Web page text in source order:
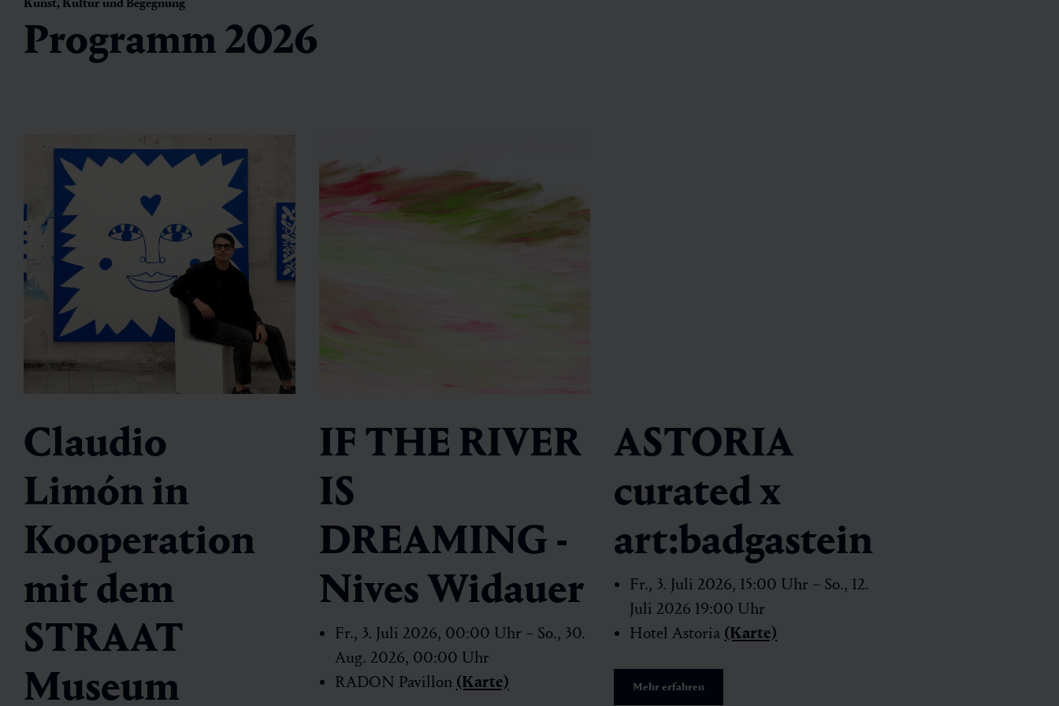
Kunst, Kultur und Begegnung
Programm 2026
Claudio
Limón in
Kooperation
mit dem
STRAAT
Museum
IF THE RIVER
IS
DREAMING -
Nives Widauer
Fr., 3. Juli 2026, 00:00 Uhr – So., 30.
Aug. 2026, 00:00 Uhr
RADON Pavillon (Karte)
ASTORIA
curated x
art:badgastein
Fr., 3. Juli 2026, 15:00 Uhr – So., 12.
Juli 2026 19:00 Uhr
Hotel Astoria (Karte)
Mehr erfahren